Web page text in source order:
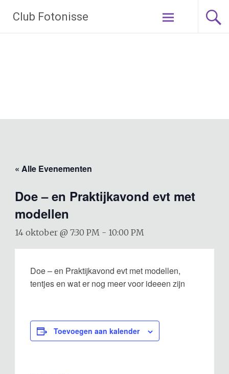
naar
de
Club Fotonisse
« Alle Evenementen
Doe – en Praktijkavond evt met
modellen
14 oktober @ 7:30 PM- 10:00 PM
Doe – en Praktijkavond evt met modellen,
tentjes en wat er nog meer voor ideeen zijn
Toevoegen aan kalender